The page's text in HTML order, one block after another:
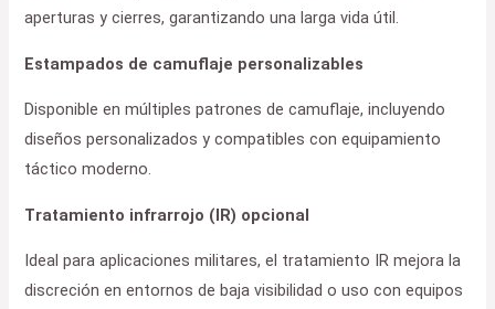
aperturas y cierres, garantizando una larga vida útil.
Estampados de camuflaje personalizables
Disponible en múltiples patrones de camuflaje, incluyendo
diseños personalizados y compatibles con equipamiento
táctico moderno.
Tratamiento infrarrojo (IR) opcional
Ideal para aplicaciones militares, el tratamiento IR mejora la
discreción en entornos de baja visibilidad o uso con equipos